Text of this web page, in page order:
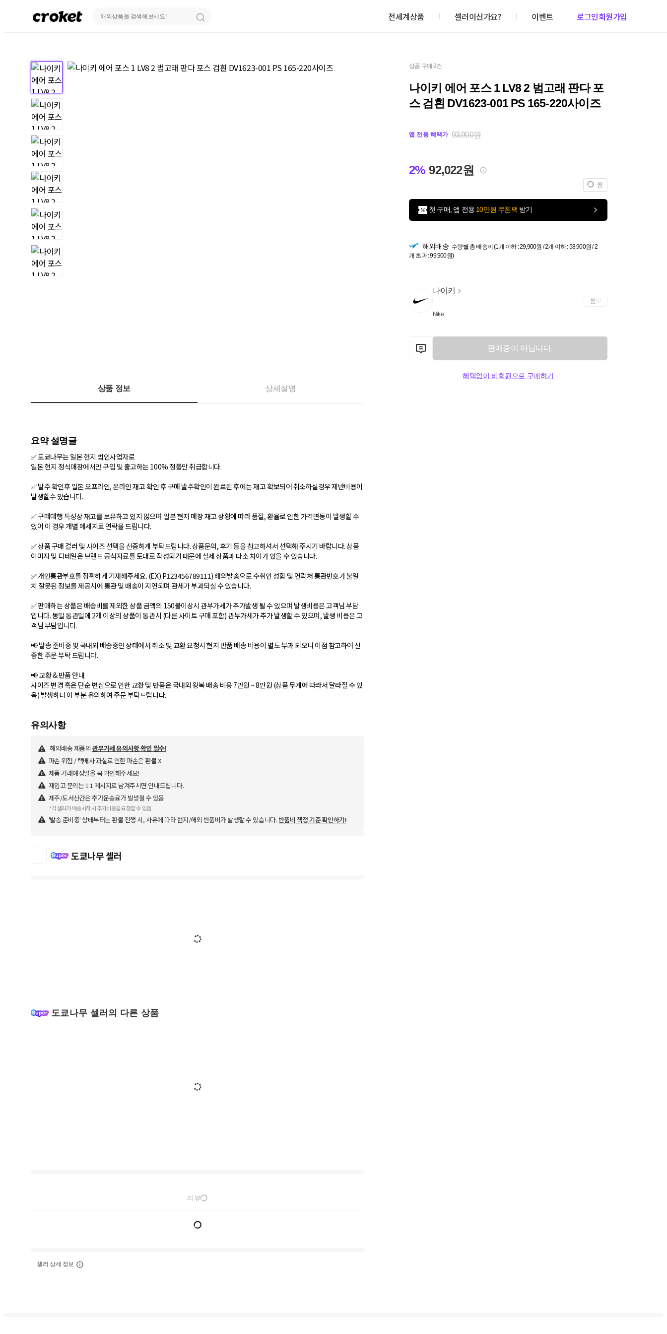
전세계상품 셀러이신가요? 이벤트 로그인회원가입
상품 구매 2건
나이키 에어 포스 1 LV8 2 범고래 판다 포
스 검흰 DV1623-001 PS 165-220사이즈
앱 전용 혜택가 93,900원
2% 92,022원
찜
첫 구매, 앱 전용 10만원 쿠폰팩 받기
해외배송 수량별 총 배송비 (1개 이하 : 29,900원 / 2개 이하 : 58,900원 / 2
개 초과 : 99,900원)
나이키
Nike
찜
판매중이 아닙니다.
혜택없이 비회원으로 구매하기
상품 정보 상세설명
요약 설명글
✅ 도쿄나무는 일본 현지 법인사업자로
일본 현지 정식매장에서만 구입 및 출고하는 100% 정품만 취급합니다.
✅ 발주 확인후 일본 오프라인, 온라인 재고 확인 후 구매 발주확인이 완료된 후에는 재고 확보되어 취소하실경우 제반비용이
발생할수 있습니다.
✅ 구매대행 특성상 재고를 보유하고 있지 않으며 일본 현지 매장 재고 상황에 따라 품절, 환율로 인한 가격변동이 발생할 수
있어 이 경우 개별 메세지로 연락을 드립니다.
✅ 상품 구매 컬러 및 사이즈 선택을 신중하게 부탁드립니다. 상품문의, 후기 등을 참고하셔서 선택해 주시기 바랍니다. 상품
이미지 및 디테일은 브랜드 공식자료를 토대로 작성되기 때문에 실제 상품과 다소 차이가 있을 수 있습니다.
✅ 개인통관부호를 정확하게 기재해주세요. (EX) P123456789111) 해외발송으로 수취인 성함 및 연락처 통관번호가 불일
치 잘못된 정보를 제공시에 통관 및 배송이 지연되며 관세가 부과되실 수 있습니다.
✅ 판매하는 상품은 배송비를 제외한 상품 금액의 150불이상시 관부가세가 추가발생 될 수 있으며 발생비용은 고객님 부담
입니다. 동일 통관일에 2개 이상의 상품이 통관시 (다른 사이트 구매 포함) 관부가세가 추가 발생할 수 있으며, 발생 비용은 고
객님 부담입니다.
📢 발송 준비중 및 국내외 배송중인 상태에서 취소 및 교환 요청시 현지 반품 배송 비용이 별도 부과 되오니 이점 참고하여 신
중한 주문 부탁 드립니다.
📢 교환 & 반품 안내
사이즈 변경 혹은 단순 변심으로 인한 교환 및 반품은 국내외 왕복 배송 비용 7만원 ~ 8만원 (상품 무게에 따라서 달라질 수 있
음) 발생하니 이 부분 유의하여 주문 부탁드립니다.
유의사항
해외배송 제품의 관부가세 유의사항 확인 필수!
파손 위험 / 택배사 과실로 인한 파손은 환불 X
제품 거래예정일을 꼭 확인해주세요!
재입고 문의는 1:1 메시지로 남겨주시면 안내드립니다.
제주/도서산간은 추가운송료가 발생될 수 있음
*각 셀러가 배송시작 시 추가비용을 요청할 수 있음
'발송 준비중' 상태부터는 환불 진행 시, 사유에 따라 현지/해외 반품비가 발생할 수 있습니다. 반품비 책정 기준 확인하기!
도쿄나무 셀러
도쿄나무 셀러의 다른 상품
리뷰
셀러 상세 정보